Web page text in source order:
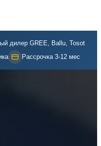
дилер GREE, Ballu, Tosot
Рассрочка 3-12 мес